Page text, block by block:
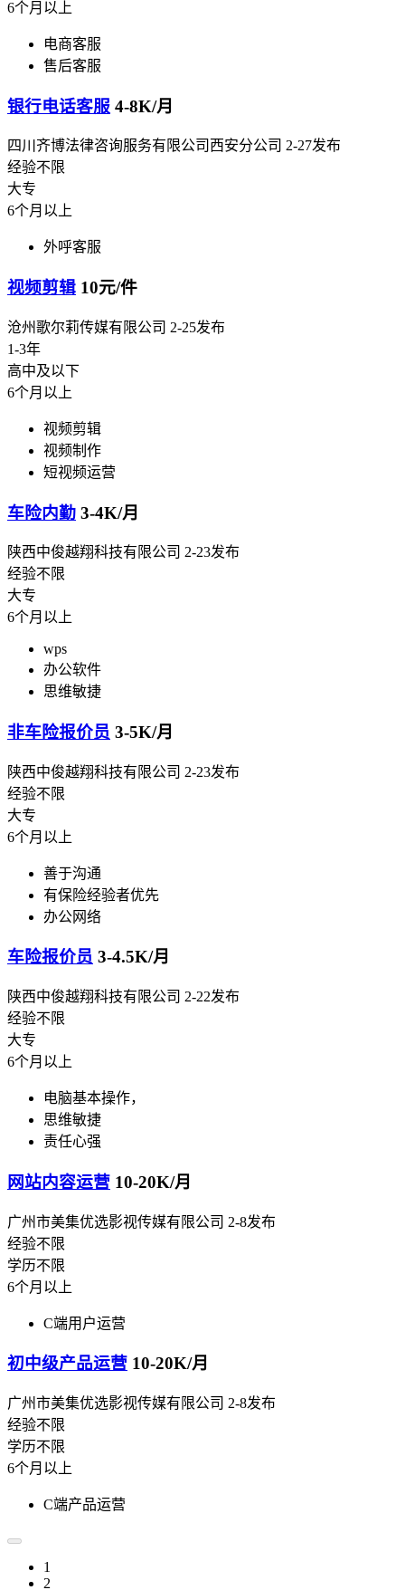
6个月以上
电商客服
售后客服
银行电话客服 4-8K/月
四川齐博法律咨询服务有限公司西安分公司 2-27发布
经验不限
大专
6个月以上
外呼客服
视频剪辑 10元/件
沧州歌尔莉传媒有限公司 2-25发布
1-3年
高中及以下
6个月以上
视频剪辑
视频制作
短视频运营
车险内勤 3-4K/月
陕西中俊越翔科技有限公司 2-23发布
经验不限
大专
6个月以上
wps
办公软件
思维敏捷
非车险报价员 3-5K/月
陕西中俊越翔科技有限公司 2-23发布
经验不限
大专
6个月以上
善于沟通
有保险经验者优先
办公网络
车险报价员 3-4.5K/月
陕西中俊越翔科技有限公司 2-22发布
经验不限
大专
6个月以上
电脑基本操作，
思维敏捷
责任心强
网站内容运营 10-20K/月
广州市美集优选影视传媒有限公司 2-8发布
经验不限
学历不限
6个月以上
C端用户运营
初中级产品运营 10-20K/月
广州市美集优选影视传媒有限公司 2-8发布
经验不限
学历不限
6个月以上
C端产品运营
1
2